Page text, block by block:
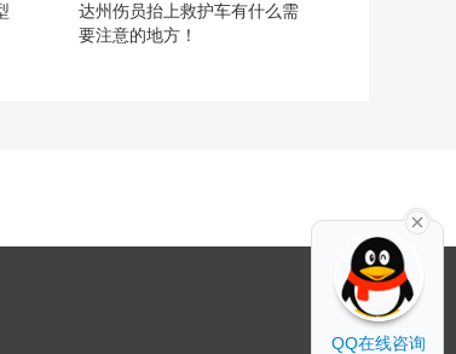
达州伤员抬上救护车有什么需
要注意的地方！
QQ在线咨询